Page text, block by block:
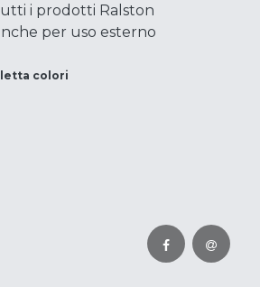
i prodotti Ralston
per uso esterno
colori